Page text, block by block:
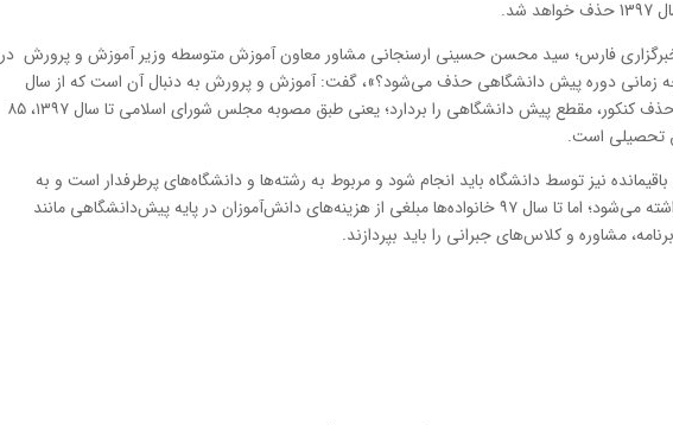
شد.
خبرگزاری فارس؛ سید محسن حسینی ارسنجانی مشاور معاون آموزش متوسطه وزیر آموزش و پرورش در
زمانی دوره پیش دانشگاهی حذف می‌شود؟»، گفت: آموزش و پرورش به دنبال آن است که از سال
۹۷همزمان با اجرای قانون حذف کنکور، مقطع پیش دانشگاهی را بردارد؛ یعنی طبق مصوبه مجلس شورای اسلامی تا سال ۱۳۹۷، ۸۵
تحصیلی است.
گفت: ۱۵ درصد باقیمانده نیز توسط دانشگاه باید انجام شود و مربوط به رشته‌ها و دانشگاه‌های پرطرفدار است و به
نوعی کنکور در آن سال برداشته می‌شود؛ اما تا سال ۹۷ خانواده‌ها مبلغی از هزینه‌های دانش‌‌آموزان در پایه پیش‌دانشگاهی مانند
مشاوره و کلاس‌های جبرانی را باید بپردازند.